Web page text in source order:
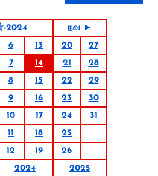
2024
நவ ►
6 13 20
27
7 14 21
28
8 15 22
29
9 16 23
30
10 17 24
31
11 18
25
12 19
26
2024 2025